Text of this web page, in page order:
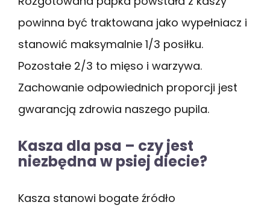
powinna być traktowana jako wypełniacz i
stanowić maksymalnie 1/3 posiłku.
Pozostałe 2/3 to mięso i warzywa.
Zachowanie odpowiednich proporcji jest
gwarancją zdrowia naszego pupila.
Kasza dla psa – czy jest
niezbędna w psiej diecie?
Kasza stanowi bogate źródło